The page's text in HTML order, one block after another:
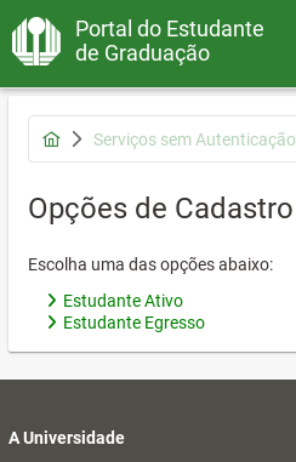
Portal do Estudante
de Graduação
Serviços sem Autenticação
Opções de Cadastro
Escolha uma das opções abaixo:
Estudante Ativo
Estudante Egresso
A Universidade